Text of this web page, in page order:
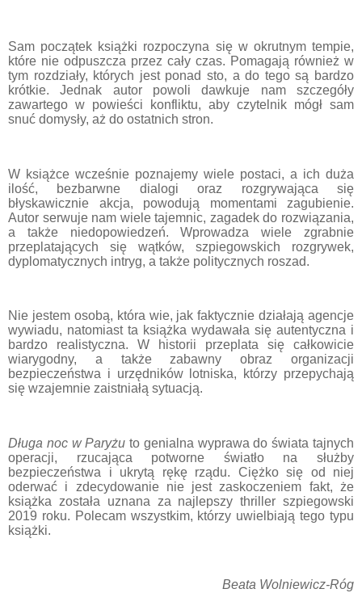
Sam początek książki rozpoczyna się w okrutnym tempie,
które nie odpuszcza przez cały czas. Pomagają również w
tym rozdziały, których jest ponad sto, a do tego są bardzo
krótkie. Jednak autor powoli dawkuje nam szczegóły
zawartego w powieści konfliktu, aby czytelnik mógł sam
snuć domysły, aż do ostatnich stron.
W książce wcześnie poznajemy wiele postaci, a ich duża
ilość, bezbarwne dialogi oraz rozgrywająca się
błyskawicznie akcja, powodują momentami zagubienie.
Autor serwuje nam wiele tajemnic, zagadek do rozwiązania,
a także niedopowiedzeń. Wprowadza wiele zgrabnie
przeplatających się wątków, szpiegowskich rozgrywek,
dyplomatycznych intryg, a także politycznych roszad.
Nie jestem osobą, która wie, jak faktycznie działają agencje
wywiadu, natomiast ta książka wydawała się autentyczna i
bardzo realistyczna. W historii przeplata się całkowicie
wiarygodny, a także zabawny obraz organizacji
bezpieczeństwa i urzędników lotniska, którzy przepychają
się wzajemnie zaistniałą sytuacją.
Długa noc w Paryżuto genialna wyprawa do świata tajnych
operacji, rzucająca potworne światło na służby
bezpieczeństwa i ukrytą rękę rządu. Ciężko się od niej
oderwać i zdecydowanie nie jest zaskoczeniem fakt, że
książka została uznana za najlepszy thriller szpiegowski
2019 roku. Polecam wszystkim, którzy uwielbiają tego typu
książki.
Beata Wolniewicz-Róg